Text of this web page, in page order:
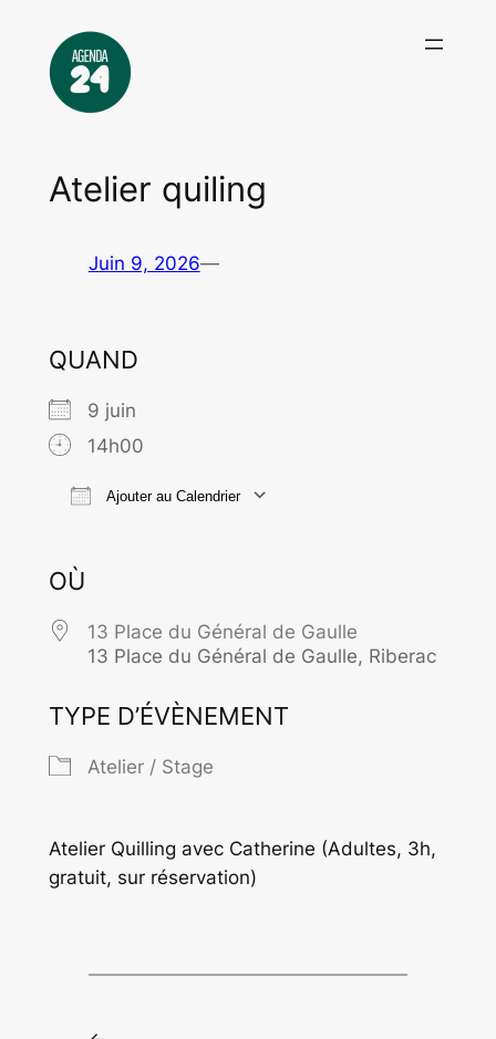
contenu
Atelier quiling
Juin 9, 2026—
QUAND
9 juin
14h00
Ajouter au Calendrier
OÙ
13 Place du Général de Gaulle
13 Place du Général de Gaulle, Riberac
TYPE D’ÉVÈNEMENT
Atelier / Stage
Atelier Quilling avec Catherine (Adultes, 3h,
gratuit, sur réservation)